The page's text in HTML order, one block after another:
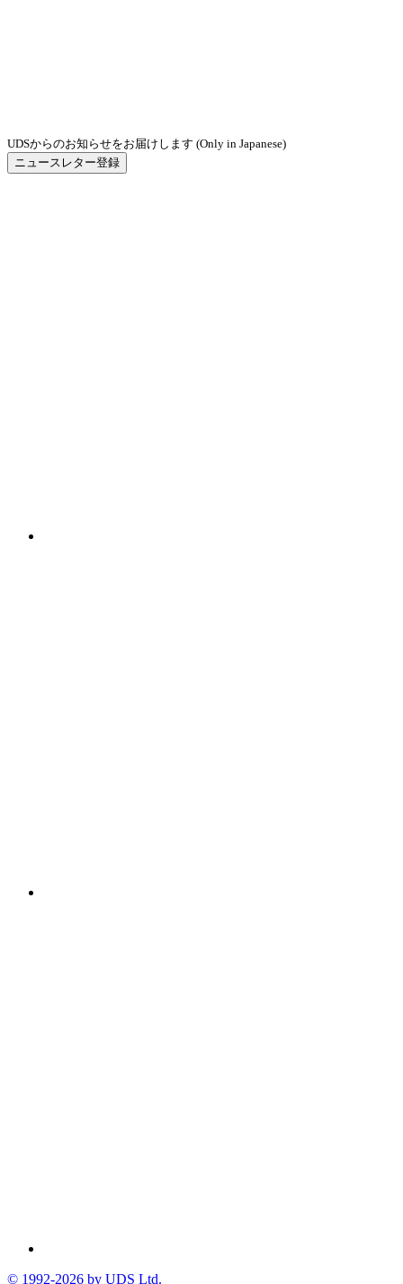
UDSからのお知らせをお届けします (Only in Japanese)
ニュースレター登録
© 1992-2026 by UDS Ltd.